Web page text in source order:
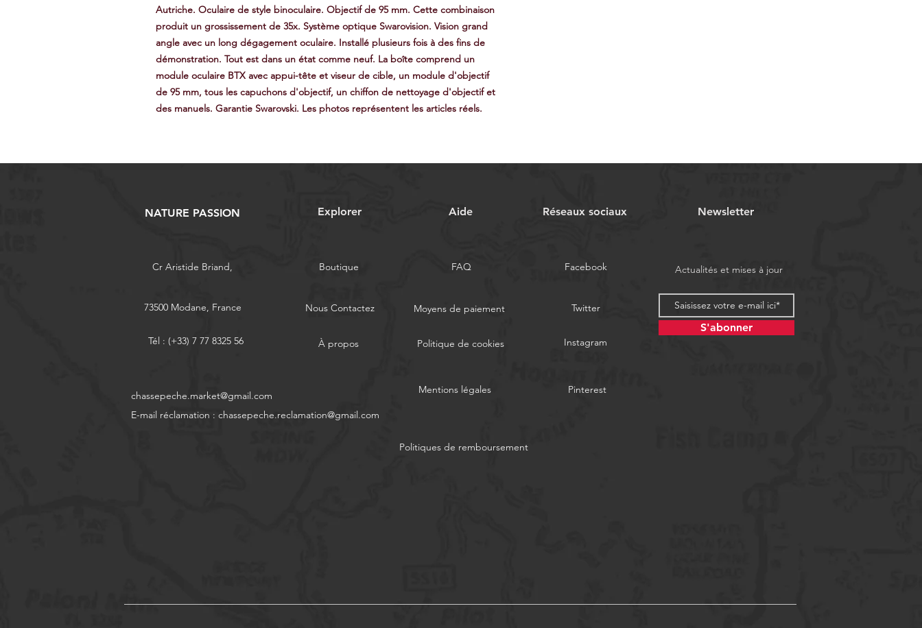
Autriche. Oculaire de style binoculaire. Objectif de 95 mm. Cette combinaison
produit un grossissement de 35x. Système optique Swarovision. Vision grand
angle avec un long dégagement oculaire. Installé plusieurs fois à des fins de
démonstration. Tout est dans un état comme neuf. La boîte comprend un
module oculaire BTX avec appui-tête et viseur de cible, un module d'objectif
de 95 mm, tous les capuchons d'objectif, un chiffon de nettoyage d'objectif et
des manuels. Garantie Swarovski. Les photos représentent les articles réels.
NATURE PASSION Explorer Aide Réseaux sociaux Newsletter
Cr Aristide Briand,
73500 Modane, France
Tél : (+33) 7 77 8325 56
Boutique FAQ
Nous Contactez Moyens de paiement
À propos Politique de cookies
Facebook
Twitter
Instagram
Actualités et mises à jour
S'abonner
chassepeche.market@gmail.com
E-mail réclamation : chassepeche.reclamation@gmail.com
Mentions légales Pinterest
Politiques de remboursement